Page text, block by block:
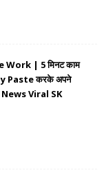
| 5 मिनट काम
Paste करके अपने
Viral SK